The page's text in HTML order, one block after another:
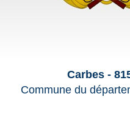
Carbes -
Commune du